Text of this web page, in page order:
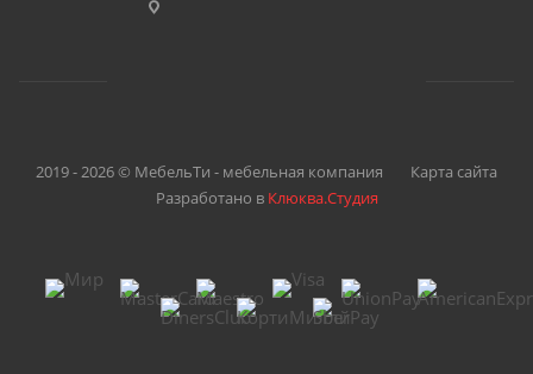
2019 - 2026 © МебельТи - мебельная компания
Карта сайта
Разработано в Клюква.Студия